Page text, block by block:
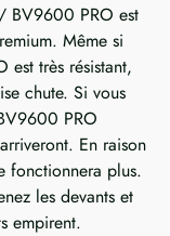
BV9600 PRO est
Même si
très résistant,
chute. Si vous
PRO
En raison
fonctionnera plus.
les devants et
empirent.